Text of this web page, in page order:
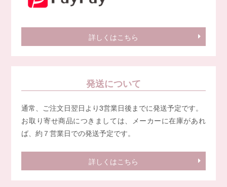
詳しくはこちら
発送について
通常、ご注文日翌日より3営業日後までに発送予定です。
お取り寄せ商品につきましては、メーカーに在庫があれ
ば、約７営業日での発送予定です。
詳しくはこちら